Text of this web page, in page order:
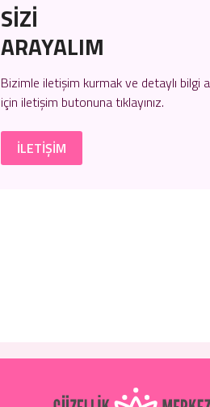
SİZİ
ARAYALIM
Bizimle iletişim kurmak ve detaylı bilgi
için iletişim butonuna tıklayınız.
İLETİŞİM